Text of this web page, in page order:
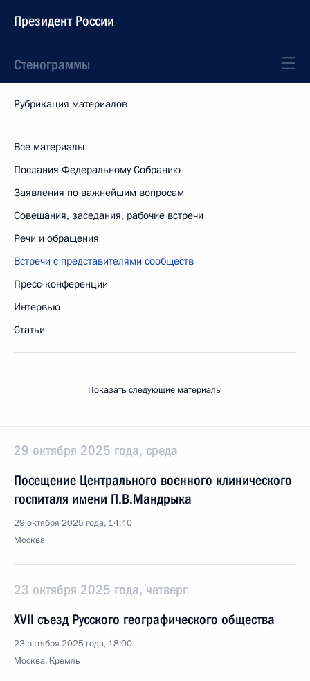
Президент России
Стенограммы
Рубрикация материалов
Все материалы
Послания Федеральному Собранию
Заявления по важнейшим вопросам
Совещания, заседания, рабочие встречи
Речи и обращения
Встречи с представителями сообществ
Пресс-конференции
Интервью
Статьи
Показать следующие материалы
29 октября 2025 года, среда
Посещение Центрального военного клинического
госпиталя имени П.В.Мандрыка
29 октября 2025 года, 14:40
Москва
23 октября 2025 года, четверг
XVII съезд Русского географического общества
23 октября 2025 года, 18:00
Москва, Кремль